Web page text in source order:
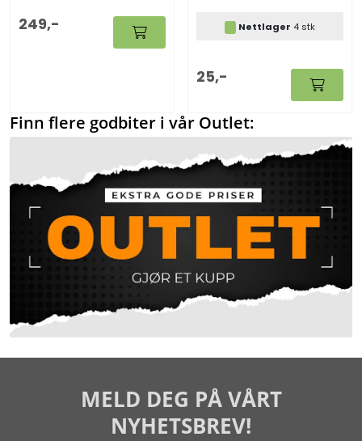
249,- Nettlager 4 stk
25,-
Finn flere godbiter i vår Outlet:
MELD DEG PÅ VÅRT
NYHETSBREV!